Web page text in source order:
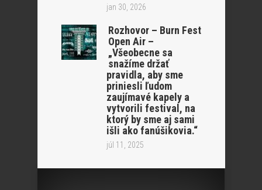
jan 30, 2026
Rozhovor – Burn Fest
Open Air –
„Všeobecne sa
snažíme držať
pravidla, aby sme
priniesli ľudom
zaujímavé kapely a
vytvorili festival, na
ktorý by sme aj sami
išli ako fanúšikovia.“
júl 11, 2025